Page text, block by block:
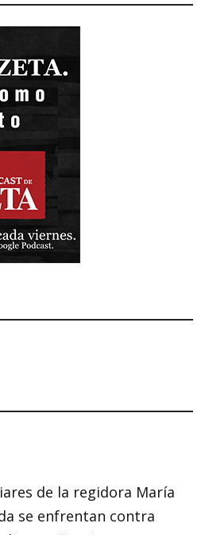
de la regidora María
se enfrentan contra